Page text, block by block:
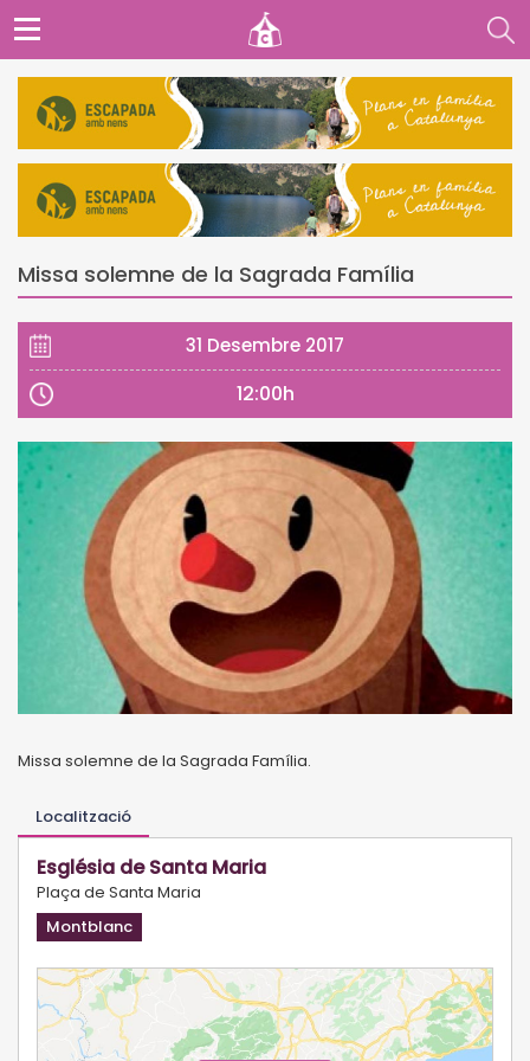
Missa solemne de la Sagrada Família
31 Desembre 2017
12:00h
Missa solemne de la Sagrada Família.
Localització
Església de Santa Maria
Plaça de Santa Maria
Montblanc